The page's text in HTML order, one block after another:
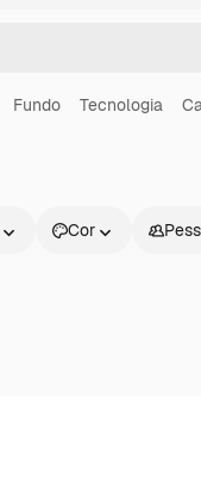
Fundo Tecnologia
Cor